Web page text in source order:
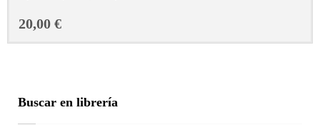
20,00 €
Buscar en librería